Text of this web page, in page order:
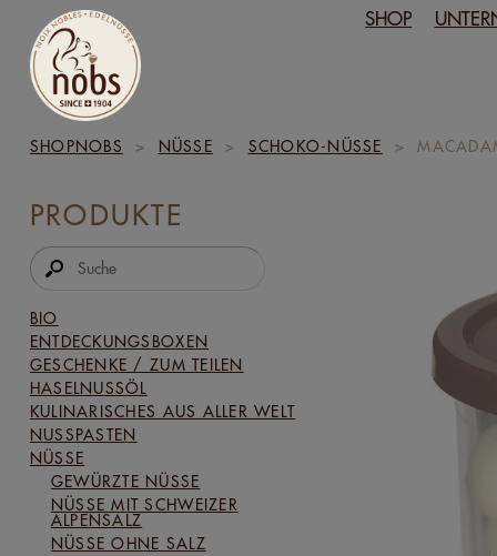
SHOP
SHOPNOBS > NÜSSE > SCHOKO-NÜSSE >
PRODUKTE
BIO
ENTDECKUNGSBOXEN
GESCHENKE / ZUM TEILEN
HASELNUSSÖL
KULINARISCHES AUS ALLER WELT
NUSSPASTEN
NÜSSE
GEWÜRZTE NÜSSE
NÜSSE MIT SCHWEIZER
ALPENSALZ
NÜSSE OHNE SALZ